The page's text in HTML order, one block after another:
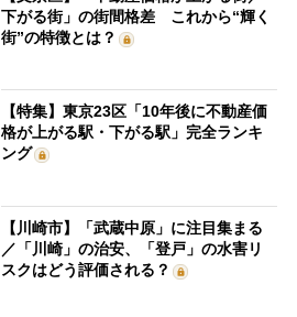
下がる街」の街間格差 これから“輝く
街”の特徴とは？
【特集】東京23区「10年後に不動産価
格が上がる駅・下がる駅」完全ランキ
ング
【川崎市】「武蔵中原」に注目集まる
／「川崎」の治安、「登戸」の水害リ
スクはどう評価される？